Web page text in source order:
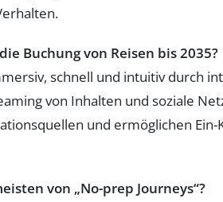
Buchung von Reisen bis 2035?
schnell und intuitiv durch
von Inhalten und soziale
und ermöglichen Ein-
von „No-prep Journeys“?